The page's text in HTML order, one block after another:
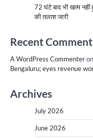
72 घंटे बाद भी खत्म
की तलाश जारी
Recent
A WordPress Commenteron
Bengaluru; eyes revenue
Archives
July 2026
June 2026